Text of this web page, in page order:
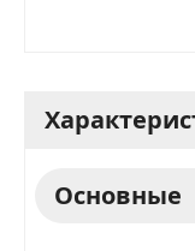
Основные